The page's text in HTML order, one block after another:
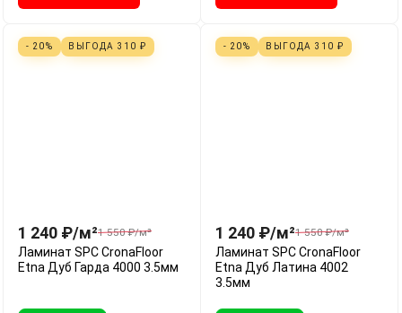
- 20% ВЫГОДА 310 ₽
1 240 ₽/м²1 550 ₽/м²
Ламинат SPC CronaFloor
Etna Дуб Гарда 4000 3.5мм
- 20% ВЫГОДА 310 ₽
1 240 ₽/м²1 550 ₽/м²
Ламинат SPC CronaFloor
Etna Дуб Латина 4002
3.5мм